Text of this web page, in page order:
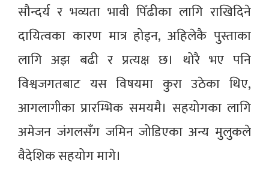
सौन्दर्य र भव्यता भावी पिँढीका लागि राखिदिने
दायित्वका कारण मात्र होइन, अहिलेकै पुस्ताका
लागि अझ बढी र प्रत्यक्ष छ। थोरै भए पनि
विश्वजगतबाट यस विषयमा कुरा उठेका थिए,
आगलागीका प्रारम्भिक समयमै। सहयोगका लागि
अमेजन जंगलसँग जमिन जोडिएका अन्य मुलुकले
वैदेशिक सहयोग मागे।